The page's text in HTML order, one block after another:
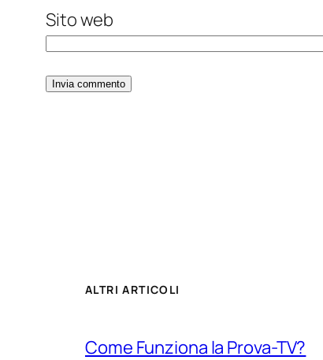
Sito web
ALTRI ARTICOLI
Come Funziona la Prova-TV?